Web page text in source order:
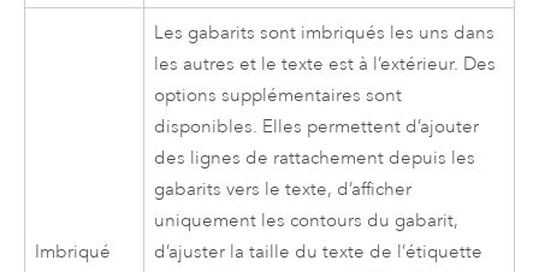
Imbriqué
Les gabarits sont imbriqués les uns dans
les autres et le texte est à l’extérieur. Des
options supplémentaires sont
disponibles. Elles permettent d’ajouter
des lignes de rattachement depuis les
gabarits vers le texte, d’afficher
uniquement les contours du gabarit,
d’ajuster la taille du texte de l’étiquette